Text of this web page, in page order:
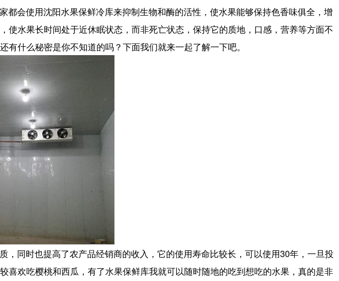
会使用沈阳水果保鲜冷库来抑制生物和酶的活性，使水果能够保持色香味俱全，增
水果长时间处于近休眠状态，而非死亡状态，保持它的质地，口感，营养等方面不
什么秘密是你不知道的吗？下面我们就来一起了解一下吧。
同时也提高了农产品经销商的收入，它的使用寿命比较长，可以使用30年，一旦投
欢吃樱桃和西瓜，有了水果保鲜库我就可以随时随地的吃到想吃的水果，真的是非